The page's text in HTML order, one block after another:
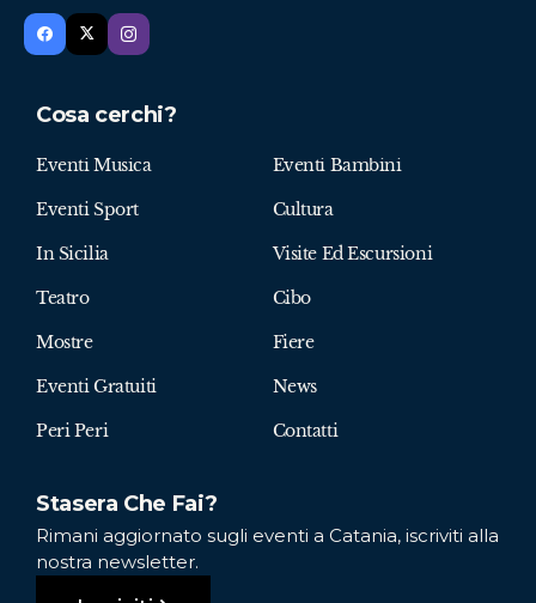
Cosa cerchi?
Eventi Musica Eventi Bambini
Eventi Sport Cultura
In Sicilia Visite Ed Escursioni
Teatro Cibo
Mostre Fiere
Eventi Gratuiti News
Peri Peri Contatti
Stasera Che Fai?
Rimani aggiornato sugli eventi a Catania, iscriviti alla
nostra newsletter.